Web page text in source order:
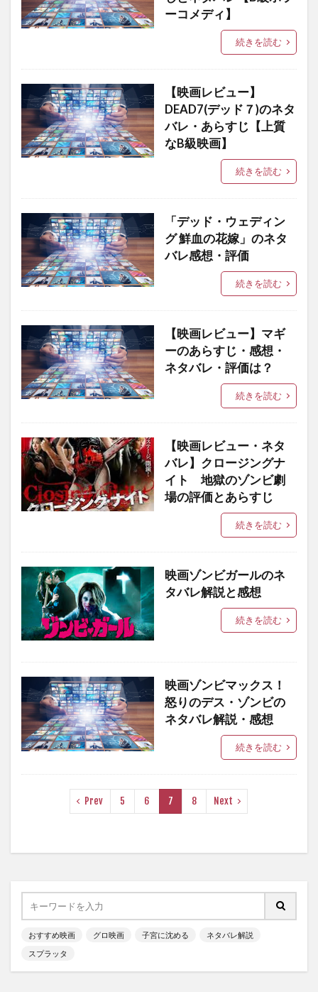
ーコメディ】
続きを読む
【映画レビュー】
DEAD7(デッド７)のネタ
バレ・あらすじ【上質
なB級映画】
続きを読む
「デッド・ウェディン
グ 鮮血の花嫁」のネタ
バレ感想・評価
続きを読む
【映画レビュー】マギ
ーのあらすじ・感想・
ネタバレ・評価は？
続きを読む
【映画レビュー・ネタ
バレ】クロージングナ
イト 地獄のゾンビ劇
場の評価とあらすじ
続きを読む
映画ゾンビガールのネ
タバレ解説と感想
続きを読む
映画ゾンビマックス！
怒りのデス・ゾンビの
ネタバレ解説・感想
続きを読む
Prev 5 6 7 8 Next
おすすめ映画 グロ映画 子宮に沈める
ネタバレ解説
スプラッタ